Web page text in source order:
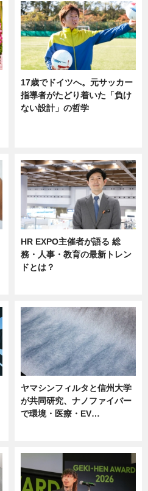
17歳でドイツへ。元サッカー
指導者がたどり着いた「負け
ない設計」の哲学
HR EXPO主催者が語る 総
務・人事・教育の最新トレン
ドとは？
ヤマシンフィルタと信州大学
が共同研究、ナノファイバー
で環境・医療・EV…